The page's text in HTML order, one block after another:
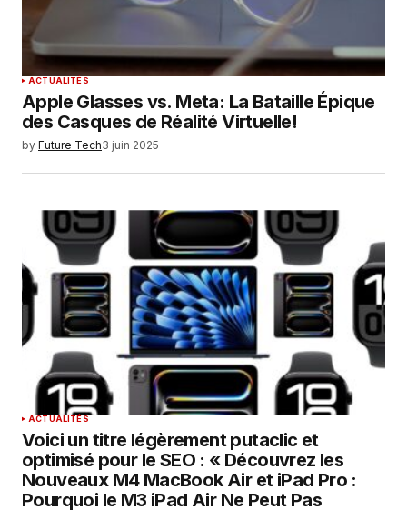
SUBMIT COMMENT
ACTUALITÉS
Apple Glasses vs. Meta: La Bataille Épique
des Casques de Réalité Virtuelle!
by Future Tech3 juin 2025
ACTUALITÉS
Voici un titre légèrement putaclic et
optimisé pour le SEO : « Découvrez les
Nouveaux M4 MacBook Air et iPad Pro :
Pourquoi le M3 iPad Air Ne Peut Pas